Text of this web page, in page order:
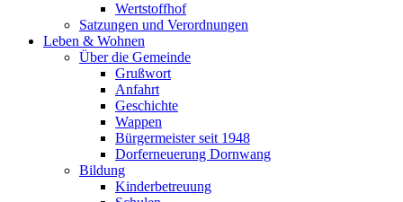
Wertstoffhof
Satzungen und Verordnungen
Leben & Wohnen
Über die Gemeinde
Grußwort
Anfahrt
Geschichte
Wappen
Bürgermeister seit 1948
Dorferneuerung Dornwang
Bildung
Kinderbetreuung